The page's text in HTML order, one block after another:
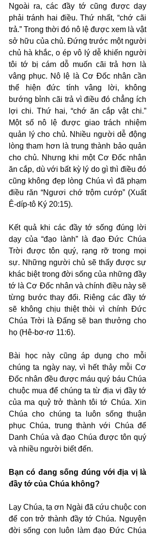
Ngoài ra, các đầy tớ cũng được dạy
phải tránh hai điều. Thứ nhất, “chớ cãi
trả.” Trong thời đó nô lệ được xem là vật
sở hữu của chủ. Đứng trước một người
chủ hà khắc, o ép vô lý dễ khiến người
tôi tớ bị cám dỗ muốn cãi trả hơn là
vâng phục. Nô lệ là Cơ Đốc nhân cần
thể hiện đức tính vâng lời, không
bướng bỉnh cãi trả vì điều đó chẳng ích
lợi chi. Thứ hai, “chớ ăn cắp vật chi.”
Một số nô lệ được giao trách nhiệm
quản lý cho chủ. Nhiều người dễ động
lòng tham hơn là trung thành bảo quản
cho chủ. Nhưng khi một Cơ Đốc nhân
ăn cắp, dù với bất kỳ lý do gì thì điều đó
cũng không đẹp lòng Chúa vì đã phạm
điều răn “Ngươi chớ trộm cướp” (Xuất
Ê-díp-tô Ký 20:15).
Kết quả khi các đầy tớ sống đúng lời
dạy của “đạo lành” là đạo Đức Chúa
Trời được tôn quý, rạng rỡ trong mọi
sự. Những người chủ sẽ thấy được sự
khác biệt trong đời sống của những đầy
tớ là Cơ Đốc nhân và chính điều này sẽ
từng bước thay đổi. Riêng các đầy tớ
sẽ không chịu thiệt thòi vì chính Đức
Chúa Trời là Đấng sẽ ban thưởng cho
họ (Hê-bơ-rơ 11:6).
Bài học này cũng áp dụng cho mỗi
chúng ta ngày nay, vì hết thảy mỗi Cơ
Đốc nhân đều được máu quý báu Chúa
chuộc mua để chúng ta từ địa vị đầy tớ
của ma quỷ trở thành tôi tớ Chúa. Xin
Chúa cho chúng ta luôn sống thuận
phục Chúa, trung thành với Chúa để
Danh Chúa và đạo Chúa được tôn quý
và nhiều người biết đến.
Bạn có đang sống đúng với địa vị là
đầy tớ của Chúa không?
Lạy Chúa, tạ ơn Ngài đã cứu chuộc con
để con trở thành đầy tớ Chúa. Nguyện
đời sống con luôn làm đạo Đức Chúa